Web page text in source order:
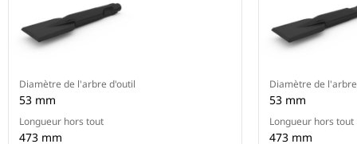
Diamètre de l'arbre d'outil
53 mm
Longueur hors tout
473 mm
Diamètre de
53 mm
Longueur hors tout
473 mm